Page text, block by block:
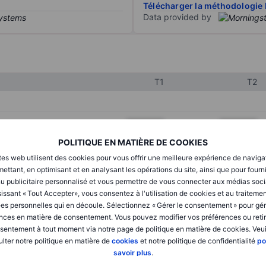
POLITIQUE EN MATIÈRE DE COOKIES
web utilisent des cookies pour vous offrir une meilleure expérience de
en optimisant et en analysant les opérations du site, ainsi que pour
publicitaire personnalisé et vous permettre de vous connecter aux médias
« Tout Accepter», vous consentez à l'utilisation de cookies et au
personnelles qui en découle. Sélectionnez « Gérer le consentement » pour
en matière de consentement. Vous pouvez modifier vos préférences ou
à tout moment via notre page de politique en matière de cookies.
notre politique en matière de cookies et notre politique de confidentialité
savoir plus.
Télécharger la méthodologie
Data provided by
T1 T2
XXXXXXX XXXXXXX
XXXXXXX
XXXXXXX XXXXXXX
XXXXXXX XXXXXXX
XXXXXXX XXXXXXX